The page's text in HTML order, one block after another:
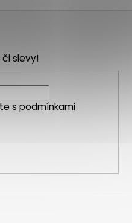
slevy!
s podmínkami